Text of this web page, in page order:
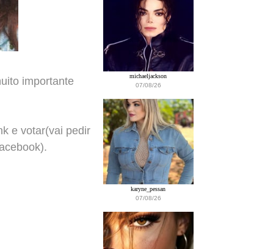
importante
e votar(vai pedir
michaeljackson
07/08/26
karyne_pessan
07/08/26